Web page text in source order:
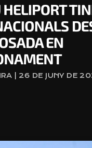
HELIPORT
EN
| 26 DE JUNY DE